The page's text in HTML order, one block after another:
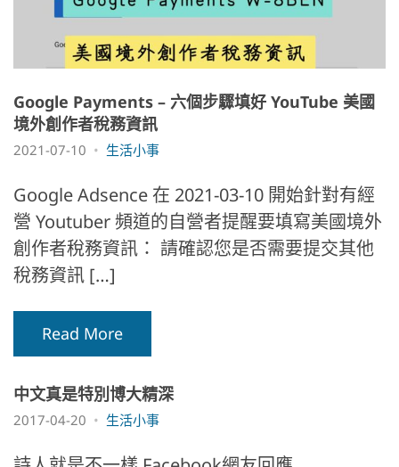
Google Payments – 六個步驟填好 YouTube 美國
境外創作者稅務資訊
2021-07-10 生活小事
Google Adsence 在 2021-03-10 開始針對有經
營 Youtuber 頻道的自營者提醒要填寫美國境外
創作者稅務資訊： 請確認您是否需要提交其他
稅務資訊 […]
Read More
中文真是特別博大精深
2017-04-20 生活小事